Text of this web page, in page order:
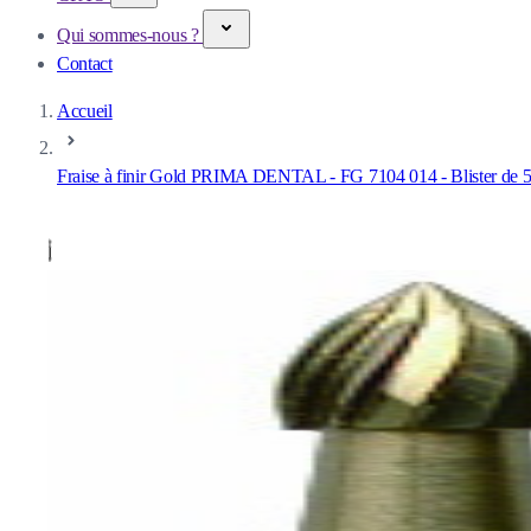
Qui sommes-nous ?
Contact
Accueil
Fraise à finir Gold PRIMA DENTAL - FG 7104 014 - Blister de 5